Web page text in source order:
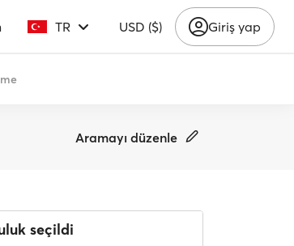
TR USD ($) Giriş yap
Aramayı düzenle
seçildi